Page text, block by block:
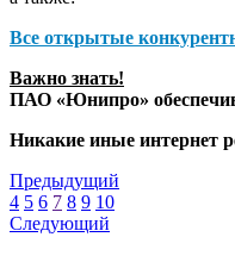
Все открытые
Важно знать!
ПАО «Юнипро»
Никакие иные интернет
Предыдущий
4 5 6 7 8 9 10
Следующий